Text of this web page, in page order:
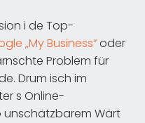
i de Top-
„My Business“oder
Problem für
Drum isch im
s Online-
Wärt